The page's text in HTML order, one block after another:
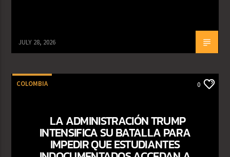
JULY 28, 2026
COLOMBIA 0
LA ADMINISTRACIÓN TRUMP
INTENSIFICA SU BATALLA PARA
IMPEDIR QUE ESTUDIANTES